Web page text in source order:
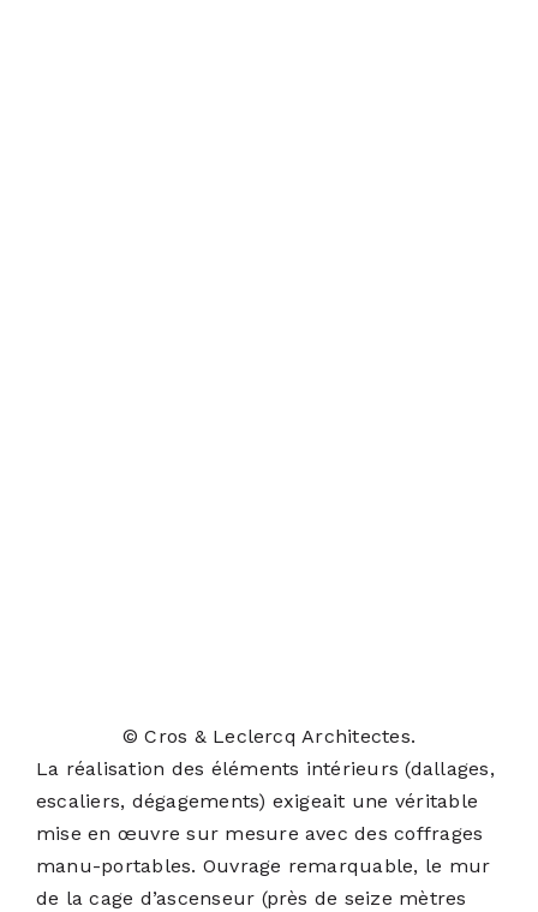
© Cros & Leclercq Architectes.
La réalisation des éléments intérieurs (dallages,
escaliers, dégagements) exigeait une véritable
mise en œuvre sur mesure avec des coffrages
manu-portables. Ouvrage remarquable, le mur
de la cage d’ascenseur (près de seize mètres